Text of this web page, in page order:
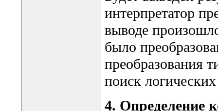
интерпретатор
выводе
было
преобразования
поиск
4. Определение